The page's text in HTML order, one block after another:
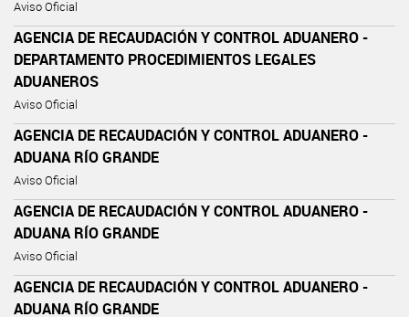
Aviso Oficial
AGENCIA DE RECAUDACIÓN Y CONTROL ADUANERO -
DEPARTAMENTO PROCEDIMIENTOS LEGALES
ADUANEROS
Aviso Oficial
AGENCIA DE RECAUDACIÓN Y CONTROL ADUANERO -
ADUANA RÍO GRANDE
Aviso Oficial
AGENCIA DE RECAUDACIÓN Y CONTROL ADUANERO -
ADUANA RÍO GRANDE
Aviso Oficial
AGENCIA DE RECAUDACIÓN Y CONTROL ADUANERO -
ADUANA RÍO GRANDE